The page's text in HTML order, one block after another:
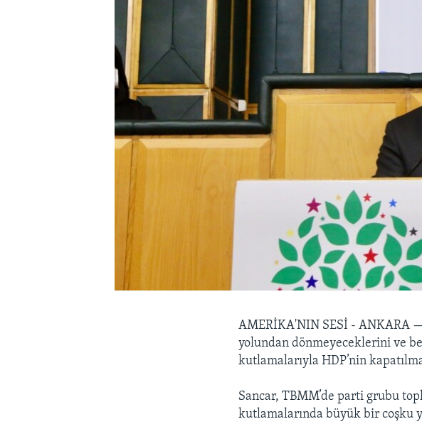
AMERİKA'NIN SESİ - ANKARA
yolundan dönmeyeceklerini ve
kutlamalarıyla HDP’nin
Sancar, TBMM’de parti grubu
kutlamalarında büyük bir coşku